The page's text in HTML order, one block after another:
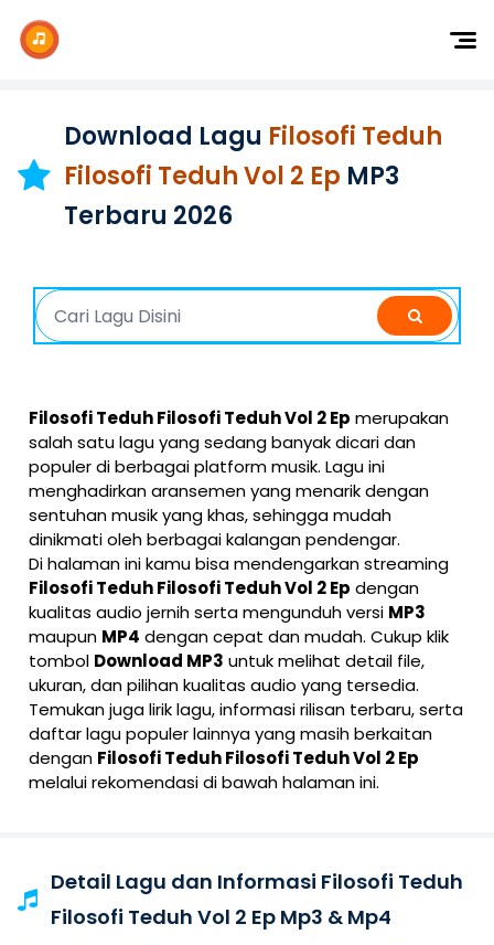
Dangdut
Indonesia
K-Pop
Download Lagu Filosofi Teduh
Filosofi Teduh Vol 2 Ep MP3
Terbaru 2026
Filosofi Teduh Filosofi Teduh Vol 2 Ep merupakan
salah satu lagu yang sedang banyak dicari dan
populer di berbagai platform musik. Lagu ini
menghadirkan aransemen yang menarik dengan
sentuhan musik yang khas, sehingga mudah
dinikmati oleh berbagai kalangan pendengar.
Di halaman ini kamu bisa mendengarkan streaming
Filosofi Teduh Filosofi Teduh Vol 2 Ep dengan
kualitas audio jernih serta mengunduh versi MP3
maupun MP4 dengan cepat dan mudah. Cukup klik
tombol Download MP3 untuk melihat detail file,
ukuran, dan pilihan kualitas audio yang tersedia.
Temukan juga lirik lagu, informasi rilisan terbaru, serta
daftar lagu populer lainnya yang masih berkaitan
dengan Filosofi Teduh Filosofi Teduh Vol 2 Ep
melalui rekomendasi di bawah halaman ini.
Detail Lagu dan Informasi Filosofi Teduh
Filosofi Teduh Vol 2 Ep Mp3 & Mp4